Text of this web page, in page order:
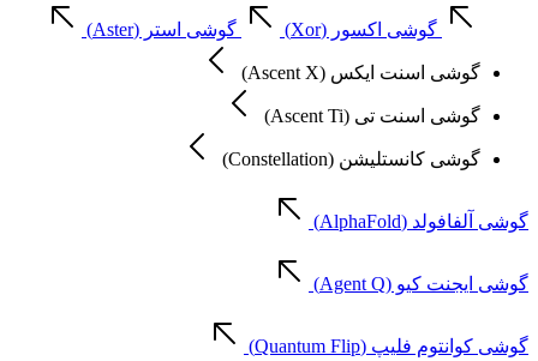
گوشی اکسور (Xor) گوشی استر (Aster)
گوشی اسنت ایکس (Ascent X)
گوشی اسنت تی (Ascent Ti)
گوشی کانستلیشن (Constellation)
گوشی آلفافولد (AlphaFold)
گوشی ایجنت کیو (Agent Q)
گوشی کوانتوم فلیپ (Quantum Flip)